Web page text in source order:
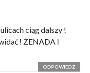
ciąg dalszy !
! ŻENADA I
ODPOWIEDZ